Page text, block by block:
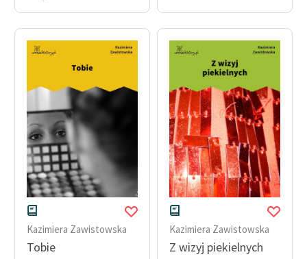
Regulamin darowizn
Informacja o treściach
Deklaracja dostępności
Kazimiera Zawistowska
Tobie
Kazimiera Zawistowska
Z wizyj piekielnych